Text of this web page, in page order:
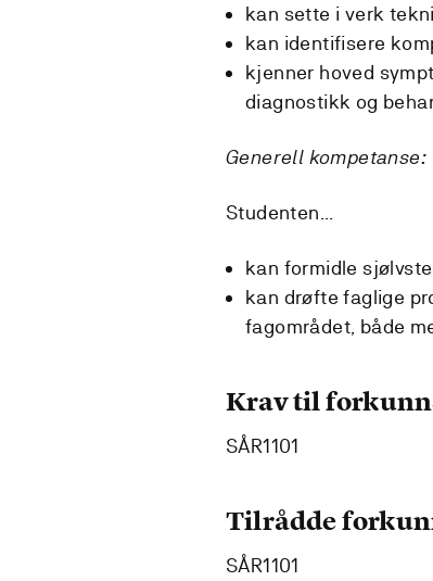
kan sette i verk
kan identifisere
kjenner hoved
diagnostikk og
Generell kompetanse:
Studenten...
kan formidle
kan drøfte faglige
fagområdet, både
Krav til
SÅR1101
Tilrådde
SÅR1101